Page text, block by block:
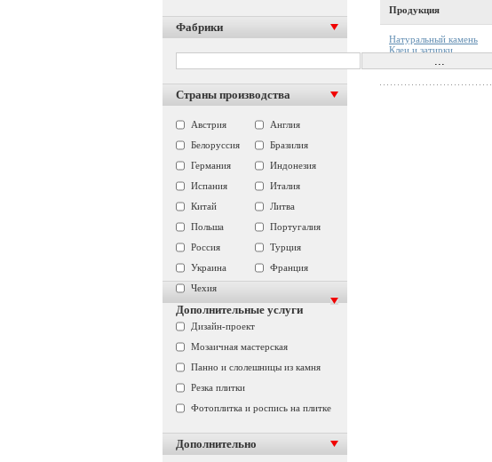
Продукция
Натуральный камень
Клеи и затирки
Фабрики
Страны производства
Австрия
Англия
Белоруссия
Бразилия
Германия
Индонезия
Испания
Италия
Китай
Литва
Польша
Португалия
Россия
Турция
Украина
Франция
Чехия
Дополнительные услуги
Дизайн-проект
Мозаичная мастерская
Панно и слолешницы из камня
Резка плитки
Фотоплитка и роспись на плитке
Дополнительно